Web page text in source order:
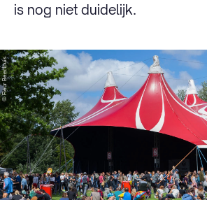
is nog niet duidelijk.
© Fleur Beerthuis